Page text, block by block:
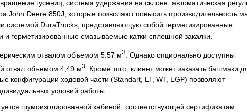
гусениц, система удержания на склоне, автоматическая
John Deere 850J, которые позволяют повысить производительность
системой DuraTrucks, представляющую собой герметизированные
и герметизированные смазываемые катки сплошной закалки.
отвалом объемом 5.57 м3
. Однако опционально доступны
отвал объемом 4,49 м3
. Кроме того, клиент может заказать башмаки
конфигурации ходовой части (Standart, LT, WT, LGP) позволяют
условий работы.
шумоизолированной кабиной, соответствующей сертификатам